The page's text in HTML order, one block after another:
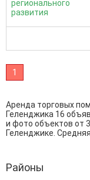
регионального
развития
1
Аренда торговых
Геленджика 16
и фото объектов от
Геленджике.
Районы